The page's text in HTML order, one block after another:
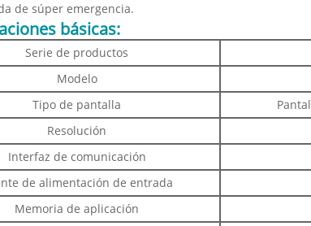
de súper emergencia.
básicas:
Serie de productos
Modelo
Tipo de pantalla
Resolución
Interfaz de comunicación
de alimentación de entrada
Memoria de aplicación